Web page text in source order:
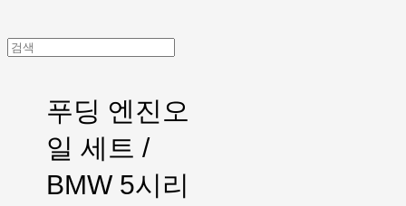
푸딩 엔진오
일 세트 /
BMW 5시리